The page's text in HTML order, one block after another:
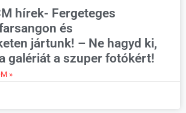
hírek- Fergeteges
és
jártunk! – Ne hagyd ki,
galériát a szuper fotókért!
»